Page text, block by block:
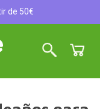
de 50€